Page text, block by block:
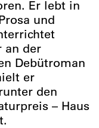
Er lebt in
und
an der
Debütroman
er
den
– Haus